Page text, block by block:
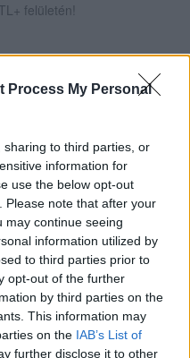
Process My Personal
to third parties, or
information for
use the below opt-out
Please note that after your
may continue seeing
information utilized by
to third parties prior to
opt-out of the further
by third parties on the
This information may
on the IAB’s List of
further disclose it to other
felületén!
az elsők között
a friss hírekről a